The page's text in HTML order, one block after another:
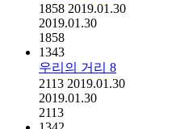
1858 2019.01.30
2019.01.30
1858
1343
우리의 거리 8
2113 2019.01.30
2019.01.30
2113